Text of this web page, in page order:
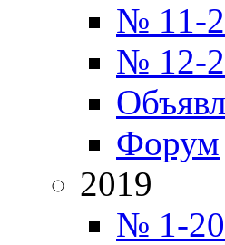
№ 11-
№ 12-
Форум
2019
№ 1-